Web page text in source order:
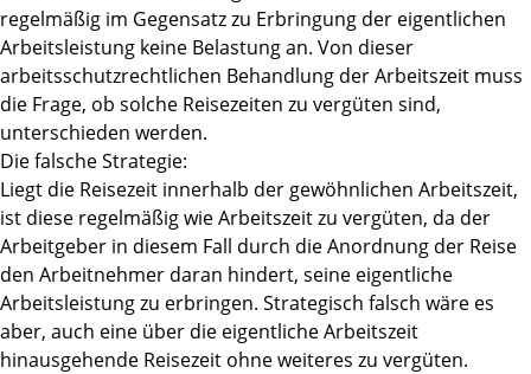
regelmäßig im Gegensatz zu Erbringung der eigentlichen
Arbeitsleistung keine Belastung an. Von dieser
arbeitsschutzrechtlichen Behandlung der Arbeitszeit muss
die Frage, ob solche Reisezeiten zu vergüten sind,
unterschieden werden.
Die falsche Strategie:
Liegt die Reisezeit innerhalb der gewöhnlichen Arbeitszeit,
ist diese regelmäßig wie Arbeitszeit zu vergüten, da der
Arbeitgeber in diesem Fall durch die Anordnung der Reise
den Arbeitnehmer daran hindert, seine eigentliche
Arbeitsleistung zu erbringen. Strategisch falsch wäre es
aber, auch eine über die eigentliche Arbeitszeit
hinausgehende Reisezeit ohne weiteres zu vergüten.